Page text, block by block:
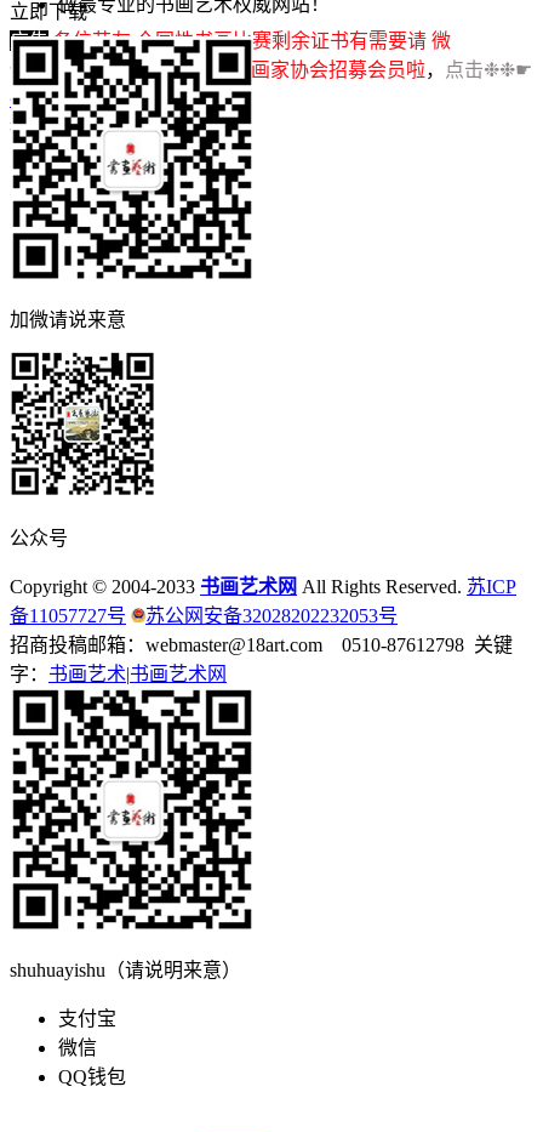
立即下载
广告 各位艺友,全国性书画比赛剩余证书有需要请 微
信:shuhuayishu 江苏省青年书画家协会招募会员啦，
点击❉❉☛
在线办理！
打赏
收藏
点赞
做最专业的书画艺术权威网站！
加微请说来意
公众号
Copyright © 2004-2033 书画艺术网 All Rights Reserved. 苏ICP
备11057727号
苏公网安备32028202232053号
招商投稿邮箱：webmaster@18art.com 0510-87612798 关键
字： 书画艺术|书画艺术网
shuhuayishu（请说明来意）
支付宝
微信
QQ钱包